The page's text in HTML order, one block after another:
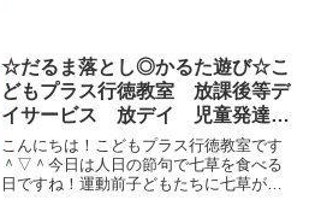
☆だるま落とし◎かるた遊び☆こ
どもプラス行徳教室 放課後等デ
イサービス 放デイ 児童発達支
援事業 児発 無料送迎
ADHD 自閉症 発達障がい 運
動療育 遊び 行徳 南行徳 市
こんにちは！こどもプラス行徳教室です
＾▽＾今日は人日の節句で七草を食べる
日ですね！運動前子どもたちに七草が何